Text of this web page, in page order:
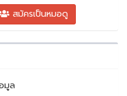
สมัครเป็นหมอดู
มูล